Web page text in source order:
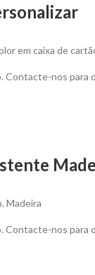
em caixa de
Contacte-nos
Madeira
Contacte-nos